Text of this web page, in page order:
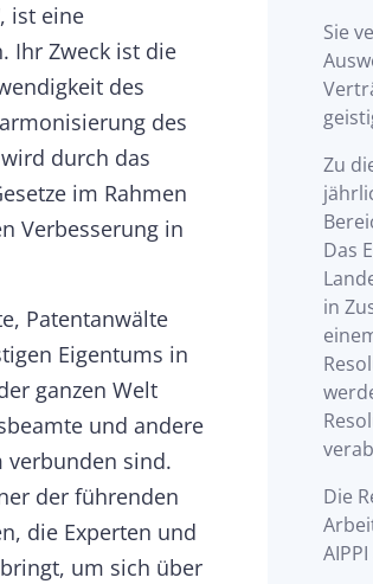
ist eine
Ihr Zweck ist die
des
des
durch das
im Rahmen
Verbesserung in
Patentanwälte
Eigentums in
ganzen Welt
und andere
verbunden sind.
der führenden
die Experten und
um sich über
Sie
Zu
Das
in
Die